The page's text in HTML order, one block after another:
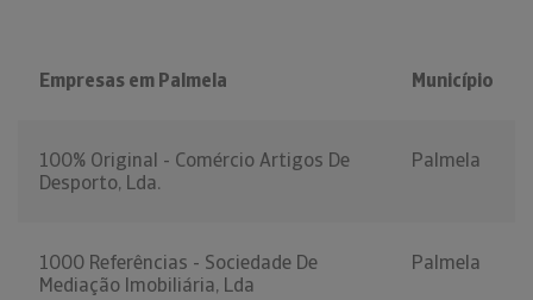
Empresas em Palmela Município
100% Original - Comércio Artigos De
Desporto, Lda.
Palmela
1000 Referências - Sociedade De
Mediação Imobiliária, Lda
Palmela